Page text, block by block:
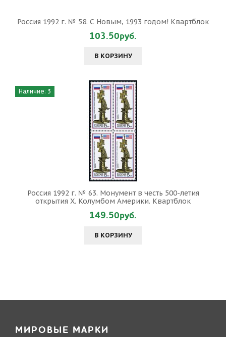
Россия 1992 г. № 58. С Новым, 1993 годом! Квартблок
103.50руб.
В КОРЗИНУ
Наличие: 3
Россия 1992 г. № 63. Монумент в честь 500-летия
открытия Х. Колумбом Америки. Квартблок
149.50руб.
В КОРЗИНУ
МИРОВЫЕ МАРКИ